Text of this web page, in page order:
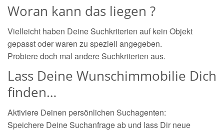
Woran kann das liegen ?
Vielleicht haben Deine Suchkriterien auf kein Objekt
gepasst oder waren zu speziell angegeben.
Probiere doch mal andere Suchkriterien aus.
Lass Deine Wunschimmobilie Dich
finden…
Aktiviere Deinen persönlichen Suchagenten:
Speichere Deine Suchanfrage ab und lass Dir neue